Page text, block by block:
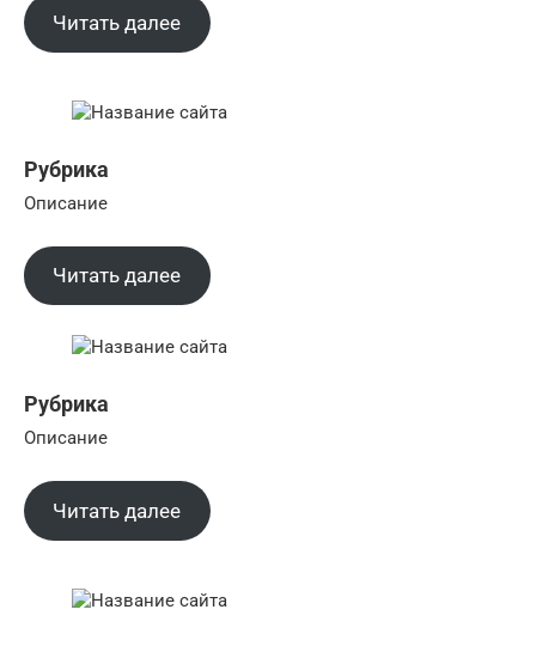
Читать далее
Рубрика
Описание
Читать далее
Рубрика
Описание
Читать далее